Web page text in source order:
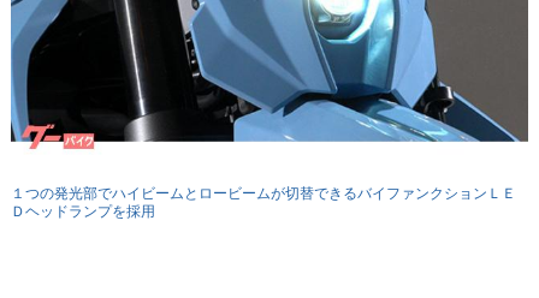
１つの発光部でハイビームとロービームが切替できるバイファンクションＬＥ
Ｄヘッドランプを採用